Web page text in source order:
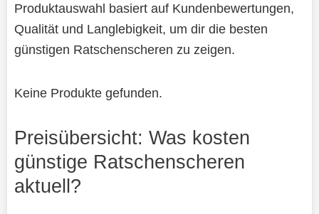
Produktauswahl basiert auf Kundenbewertungen,
Qualität und Langlebigkeit, um dir die besten
günstigen Ratschenscheren zu zeigen.
Keine Produkte gefunden.
Preisübersicht: Was kosten
günstige Ratschenscheren
aktuell?